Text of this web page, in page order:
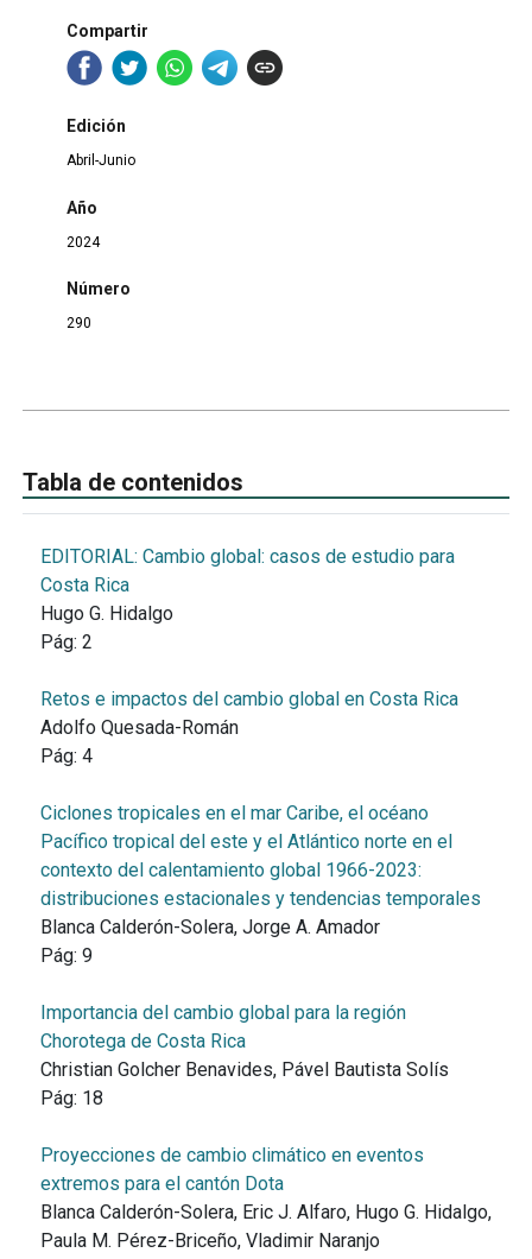
Compartir
Edición
Abril-Junio
Año
2024
Número
290
Tabla de contenidos
EDITORIAL: Cambio global: casos de estudio para
Costa Rica
Hugo G. Hidalgo
Pág: 2
Retos e impactos del cambio global en Costa Rica
Adolfo Quesada-Román
Pág: 4
Ciclones tropicales en el mar Caribe, el océano
Pacífico tropical del este y el Atlántico norte en el
contexto del calentamiento global 1966-2023:
distribuciones estacionales y tendencias temporales
Blanca Calderón-Solera, Jorge A. Amador
Pág: 9
Importancia del cambio global para la región
Chorotega de Costa Rica
Christian Golcher Benavides, Pável Bautista Solís
Pág: 18
Proyecciones de cambio climático en eventos
extremos para el cantón Dota
Blanca Calderón-Solera, Eric J. Alfaro, Hugo G. Hidalgo,
Paula M. Pérez-Briceño, Vladimir Naranjo